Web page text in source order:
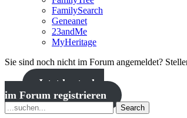
FamilySearch
Geneanet
23andMe
MyHeritage
Sie sind noch nicht im Forum angemeldet?
Jetzt kostenlos
im Forum registrieren
Search